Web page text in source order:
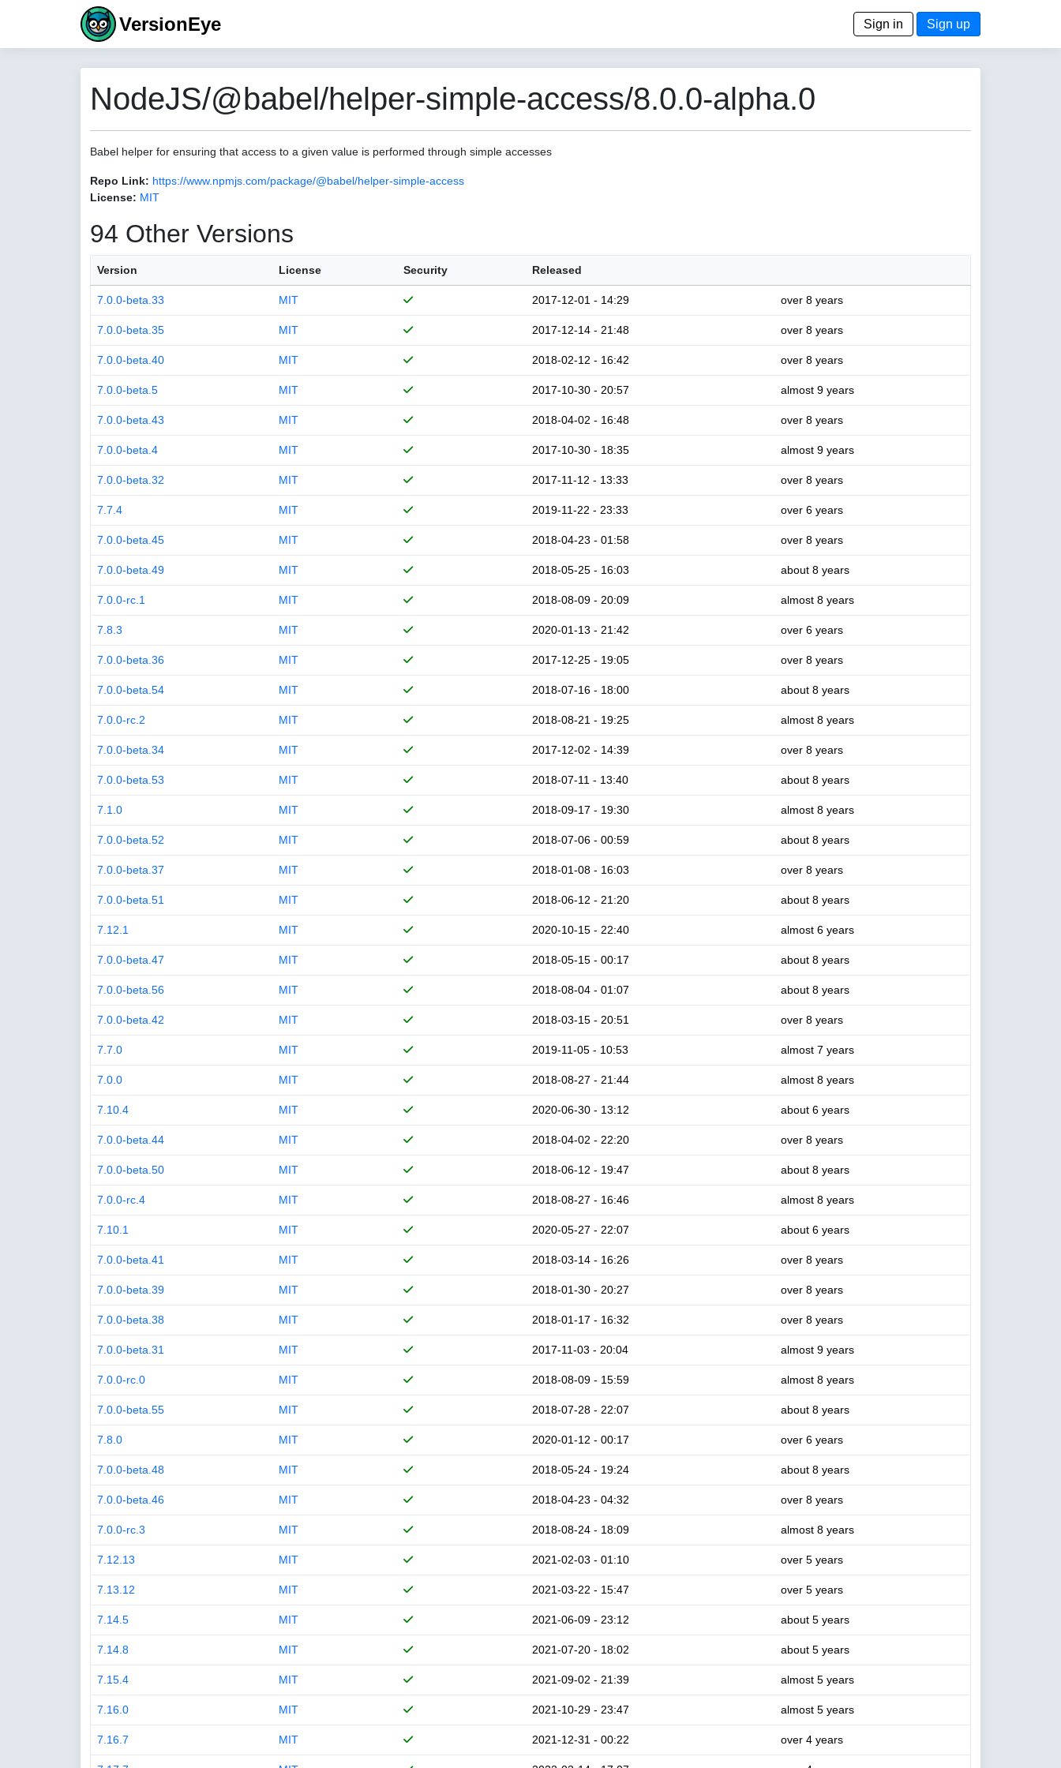
VersionEye Sign in Sign up
NodeJS/@babel/helper-simple-access/8.0.0-alpha.0
Babel helper for ensuring that access to a given value is performed through simple accesses
Repo Link: https://www.npmjs.com/package/@babel/helper-simple-access
License: MIT
94 Other Versions
Version License Security Released
7.0.0-beta.33 MIT 2017-12-01 - 14:29 over 8 years
7.0.0-beta.35 MIT 2017-12-14 - 21:48 over 8 years
7.0.0-beta.40 MIT 2018-02-12 - 16:42 over 8 years
7.0.0-beta.5 MIT 2017-10-30 - 20:57 almost 9 years
7.0.0-beta.43 MIT 2018-04-02 - 16:48 over 8 years
7.0.0-beta.4 MIT 2017-10-30 - 18:35 almost 9 years
7.0.0-beta.32 MIT 2017-11-12 - 13:33 over 8 years
7.7.4 MIT 2019-11-22 - 23:33 over 6 years
7.0.0-beta.45 MIT 2018-04-23 - 01:58 over 8 years
7.0.0-beta.49 MIT 2018-05-25 - 16:03 about 8 years
7.0.0-rc.1 MIT 2018-08-09 - 20:09 almost 8 years
7.8.3 MIT 2020-01-13 - 21:42 over 6 years
7.0.0-beta.36 MIT 2017-12-25 - 19:05 over 8 years
7.0.0-beta.54 MIT 2018-07-16 - 18:00 about 8 years
7.0.0-rc.2 MIT 2018-08-21 - 19:25 almost 8 years
7.0.0-beta.34 MIT 2017-12-02 - 14:39 over 8 years
7.0.0-beta.53 MIT 2018-07-11 - 13:40 about 8 years
7.1.0 MIT 2018-09-17 - 19:30 almost 8 years
7.0.0-beta.52 MIT 2018-07-06 - 00:59 about 8 years
7.0.0-beta.37 MIT 2018-01-08 - 16:03 over 8 years
7.0.0-beta.51 MIT 2018-06-12 - 21:20 about 8 years
7.12.1 MIT 2020-10-15 - 22:40 almost 6 years
7.0.0-beta.47 MIT 2018-05-15 - 00:17 about 8 years
7.0.0-beta.56 MIT 2018-08-04 - 01:07 about 8 years
7.0.0-beta.42 MIT 2018-03-15 - 20:51 over 8 years
7.7.0 MIT 2019-11-05 - 10:53 almost 7 years
7.0.0 MIT 2018-08-27 - 21:44 almost 8 years
7.10.4 MIT 2020-06-30 - 13:12 about 6 years
7.0.0-beta.44 MIT 2018-04-02 - 22:20 over 8 years
7.0.0-beta.50 MIT 2018-06-12 - 19:47 about 8 years
7.0.0-rc.4 MIT 2018-08-27 - 16:46 almost 8 years
7.10.1 MIT 2020-05-27 - 22:07 about 6 years
7.0.0-beta.41 MIT 2018-03-14 - 16:26 over 8 years
7.0.0-beta.39 MIT 2018-01-30 - 20:27 over 8 years
7.0.0-beta.38 MIT 2018-01-17 - 16:32 over 8 years
7.0.0-beta.31 MIT 2017-11-03 - 20:04 almost 9 years
7.0.0-rc.0 MIT 2018-08-09 - 15:59 almost 8 years
7.0.0-beta.55 MIT 2018-07-28 - 22:07 about 8 years
7.8.0 MIT 2020-01-12 - 00:17 over 6 years
7.0.0-beta.48 MIT 2018-05-24 - 19:24 about 8 years
7.0.0-beta.46 MIT 2018-04-23 - 04:32 over 8 years
7.0.0-rc.3 MIT 2018-08-24 - 18:09 almost 8 years
7.12.13 MIT 2021-02-03 - 01:10 over 5 years
7.13.12 MIT 2021-03-22 - 15:47 over 5 years
7.14.5 MIT 2021-06-09 - 23:12 about 5 years
7.14.8 MIT 2021-07-20 - 18:02 about 5 years
7.15.4 MIT 2021-09-02 - 21:39 almost 5 years
7.16.0 MIT 2021-10-29 - 23:47 almost 5 years
7.16.7 MIT 2021-12-31 - 00:22 over 4 years